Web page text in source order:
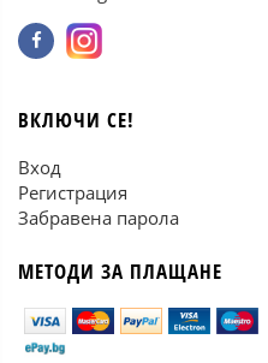
ВКЛЮЧИ СЕ!
Вход
Регистрация
Забравена парола
МЕТОДИ ЗА ПЛАЩАНЕ